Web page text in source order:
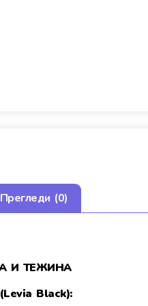
Прегледи (0)
И ТЕЖИНА
Black):